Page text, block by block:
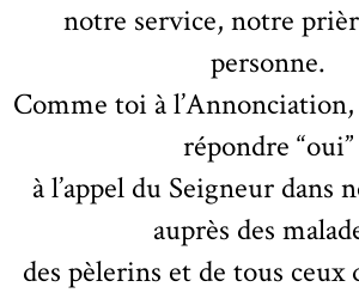
notre service, notre
personne.
Comme toi à
répondre “oui”
à l’appel du Seigneur dans
auprès des
des pèlerins et de tous